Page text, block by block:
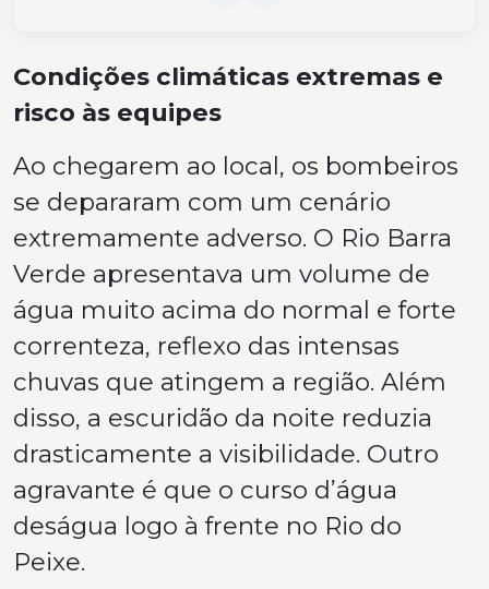
Condições climáticas extremas e
risco às equipes
Ao chegarem ao local, os bombeiros
se depararam com um cenário
extremamente adverso. O Rio Barra
Verde apresentava um volume de
água muito acima do normal e forte
correnteza, reflexo das intensas
chuvas que atingem a região. Além
disso, a escuridão da noite reduzia
drasticamente a visibilidade. Outro
agravante é que o curso d’água
deságua logo à frente no Rio do
Peixe.